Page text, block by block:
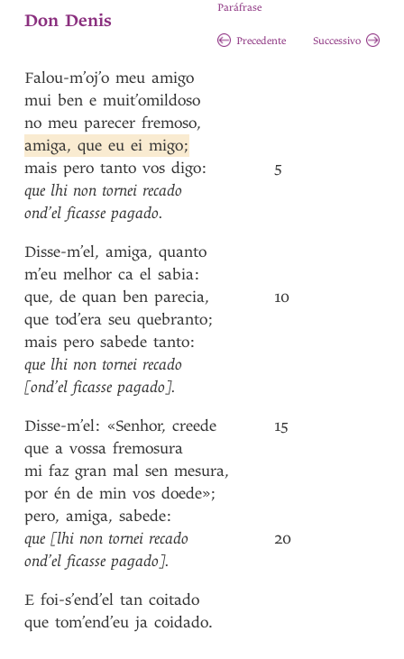
Paráfrase
Precedente Successivo
Don Denis
Falou-m’oj’o meu amigo
mui ben e muit’omildoso
no meu parecer fremoso,
amiga, que eu ei migo;
mais pero tanto vos digo:
que lhi non tornei recado
ond’el ficasse pagado.
Disse-m’el, amiga, quanto
m’eu melhor ca el sabia:
que, de quan ben parecia,
que tod’era seu quebranto;
mais pero sabede tanto:
que lhi non tornei recado
[ond’el ficasse pagado].
Disse-m’el: «Senhor, creede
que a vossa fremosura
mi faz gran mal sen mesura,
por én de min vos doede»;
pero, amiga, sabede:
que [lhi non tornei recado
ond’el ficasse pagado].
E foi-s’end’el tan coitado
que tom’end’eu ja coidado.
5
10
15
20